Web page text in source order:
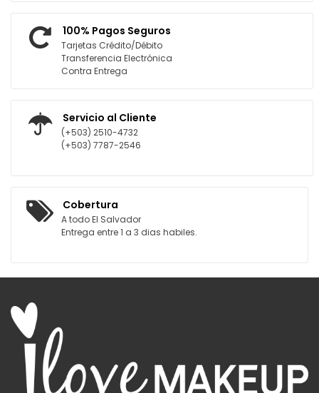
100% Pagos Seguros
Tarjetas Crédito/Débito
Transferencia Electrónica
Contra Entrega
Servicio al Cliente
(+503) 2510-4732
(+503) 7787-2546
Cobertura
A todo El Salvador
Entrega entre 1 a 3 dias habiles.